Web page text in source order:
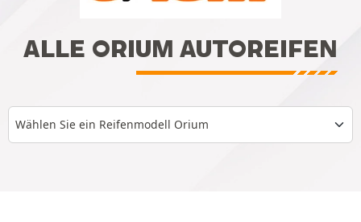
ALLE ORIUM AUTOREIFEN
Wählen Sie ein Reifenmodell Orium